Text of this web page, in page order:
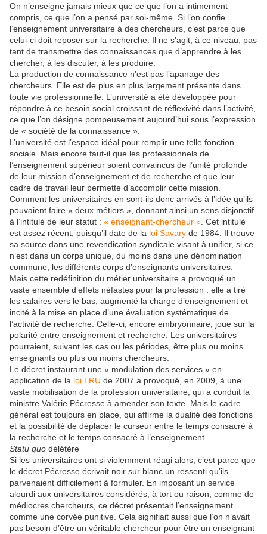
On n’enseigne jamais mieux que ce que l’on a intimement
compris, ce que l’on a pensé par soi-même. Si l’on confie
l’enseignement universitaire à des chercheurs, c’est parce que
celui-ci doit reposer sur la recherche. Il ne s’agit, à ce niveau, pas
tant de transmettre des connaissances que d’apprendre à les
chercher, à les discuter, à les produire.
La production de connaissance n’est pas l’apanage des
chercheurs. Elle est de plus en plus largement présente dans
toute vie professionnelle. L’université a été développée pour
répondre à ce besoin social croissant de réflexivité dans l’activité,
ce que l’on désigne pompeusement aujourd’hui sous l’expression
de « société de la connaissance ».
L’université est l’espace idéal pour remplir une telle fonction
sociale. Mais encore faut-il que les professionnels de
l’enseignement supérieur soient convaincus de l’unité profonde
de leur mission d’enseignement et de recherche et que leur
cadre de travail leur permette d’accomplir cette mission.
Comment les universitaires en sont-ils donc arrivés à l’idée qu’ils
pouvaient faire « deux métiers », donnant ainsi un sens disjonctif
à l’intitulé de leur statut : « enseignant-chercheur » . Cet intitulé
est assez récent, puisqu’il date de la loi Savary de 1984. Il trouve
sa source dans une revendication syndicale visant à unifier, si ce
n’est dans un corps unique, du moins dans une dénomination
commune, les différents corps d’enseignants universitaires.
Mais cette redéfinition du métier universitaire a provoqué un
vaste ensemble d’effets néfastes pour la profession : elle a tiré
les salaires vers le bas, augmenté la charge d’enseignement et
incité à la mise en place d’une évaluation systématique de
l’activité de recherche. Celle-ci, encore embryonnaire, joue sur la
polarité entre enseignement et recherche. Les universitaires
pourraient, suivant les cas ou les périodes, être plus ou moins
enseignants ou plus ou moins chercheurs.
Le décret instaurant une « modulation des services » en
application de la loi LRU de 2007 a provoqué, en 2009, à une
vaste mobilisation de la profession universitaire, qui a conduit la
ministre Valérie Pécresse à amender son texte. Mais le cadre
général est toujours en place, qui affirme la dualité des fonctions
et la possibilité de déplacer le curseur entre le temps consacré à
la recherche et le temps consacré à l’enseignement.
Statu quo délétère
Si les universitaires ont si violemment réagi alors, c’est parce que
le décret Pécresse écrivait noir sur blanc un ressenti qu’ils
parvenaient difficilement à formuler. En imposant un service
alourdi aux universitaires considérés, à tort ou raison, comme de
médiocres chercheurs, ce décret présentait l’enseignement
comme une corvée punitive. Cela signifiait aussi que l’on n’avait
pas besoin d’être un véritable chercheur pour être un enseignant